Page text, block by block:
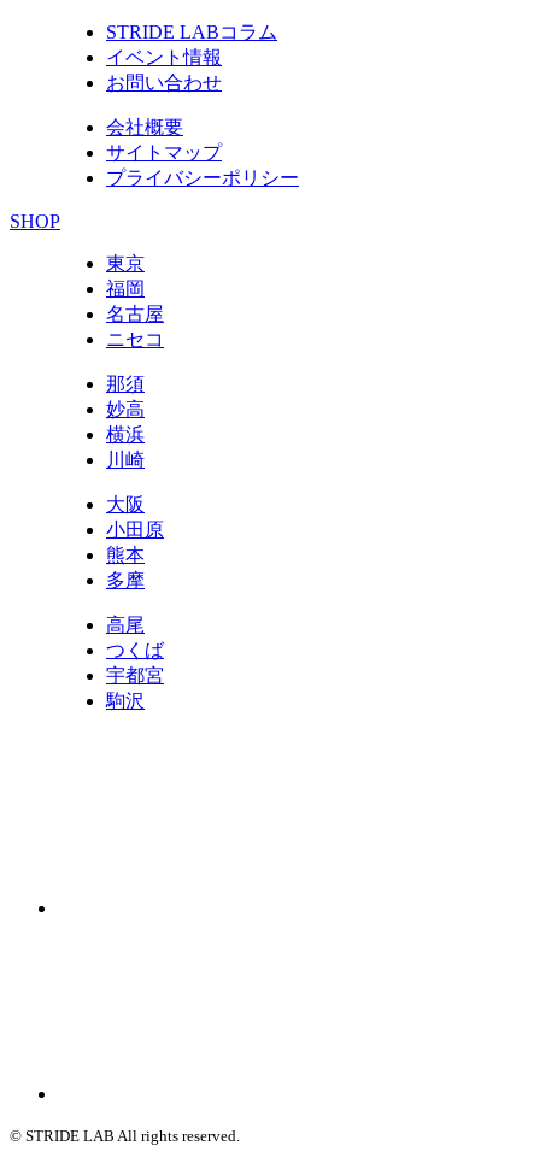
STRIDE LABコラム
イベント情報
お問い合わせ
会社概要
サイトマップ
プライバシーポリシー
SHOP
東京
福岡
名古屋
ニセコ
那須
妙高
横浜
川崎
大阪
小田原
熊本
多摩
高尾
つくば
宇都宮
駒沢
© STRIDE LAB All rights reserved.